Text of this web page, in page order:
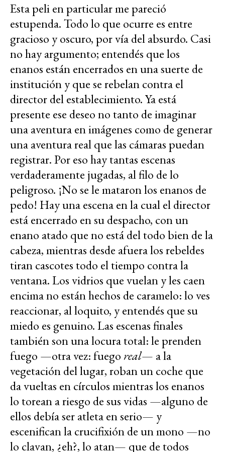
Esta peli en particular me pareció
estupenda. Todo lo que ocurre es entre
gracioso y oscuro, por vía del absurdo. Casi
no hay argumento; entendés que los
enanos están encerrados en una suerte de
institución y que se rebelan contra el
director del establecimiento. Ya está
presente ese deseo no tanto de imaginar
una aventura en imágenes como de generar
una aventura real que las cámaras puedan
registrar. Por eso hay tantas escenas
verdaderamente jugadas, al filo de lo
peligroso. ¡No se le mataron los enanos de
pedo! Hay una escena en la cual el director
está encerrado en su despacho, con un
enano atado que no está del todo bien de la
cabeza, mientras desde afuera los rebeldes
tiran cascotes todo el tiempo contra la
ventana. Los vidrios que vuelan y les caen
encima no están hechos de caramelo: lo ves
reaccionar, al loquito, y entendés que su
miedo es genuino. Las escenas finales
también son una locura total: le prenden
fuego —otra vez: fuego real— a la
vegetación del lugar, roban un coche que
da vueltas en círculos mientras los enanos
lo torean a riesgo de sus vidas —alguno de
ellos debía ser atleta en serio— y
escenifican la crucifixión de un mono —no
lo clavan, ¿eh?, lo atan— que de todos